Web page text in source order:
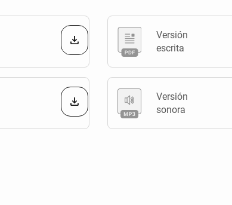
Versión
escrita
Versión
sonora